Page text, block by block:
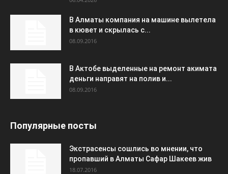
В Алматы компания на машине вылетела
в кювет и скрылась с...
08.09.2016
В Актобе выделенные на ремонт акимата
деньги направят на полив и...
08.09.2016
Популярные посты
Экстрасенсы сошлись во мнении, что
пропавший в Алматы Сафар Шакеев жив
18.07.2016